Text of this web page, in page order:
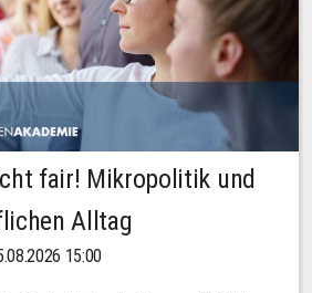
fair! Mikropolitik und
Alltag
15:00